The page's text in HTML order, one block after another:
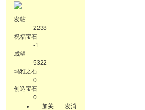
发帖
2238
祝福宝石
-1
威望
5322
玛雅之石
0
创造宝石
0
加关
发消